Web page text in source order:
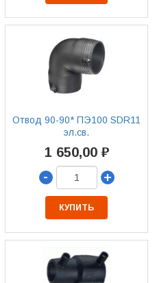
Отвод 90-90* ПЭ100 SDR11
эл.св.
1 650,00 ₽
-
+
КУПИТЬ